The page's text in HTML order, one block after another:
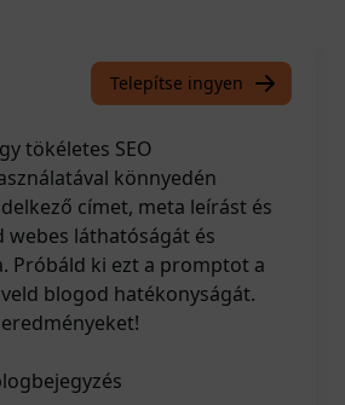
Telepítse ingyen
tökéletes SEO
könnyedén
címet, meta leírást és
láthatóságát és
Próbáld ki ezt a promptot a
blogod hatékonyságát.